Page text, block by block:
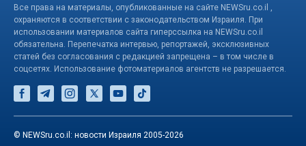
Все права на материалы, опубликованные на сайте NEWSru.co.il ,
охраняются в соответствии с законодательством Израиля. При
использовании материалов сайта гиперссылка на NEWSru.co.il
обязательна. Перепечатка интервью, репортажей, эксклюзивных
статей без согласования с редакцией запрещена – в том числе в
соцсетях. Использование фотоматериалов агентств не разрешается.
© NEWSru.co.il: новости Израиля 2005-2026